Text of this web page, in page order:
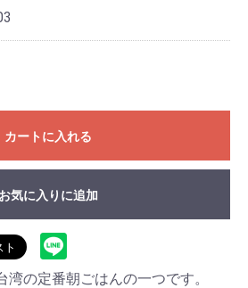
カートに入れる
お気に入りに追加
の定番朝ごはんの一つです。